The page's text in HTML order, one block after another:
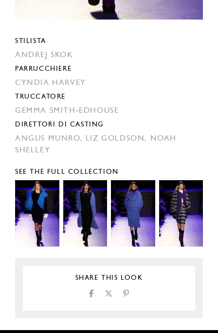
STILISTA
ANDREJ SKOK
PARRUCCHIERE
CYNDIA HARVEY
TRUCCATORE
GEMMA SMITH-EDHOUSE
DIRETTORI DI CASTING
ANGUS MUNRO, LIZ GOLDSON,
NOAH
SHELLEY
SEE THE FULL COLLECTION
SHARE THIS LOOK